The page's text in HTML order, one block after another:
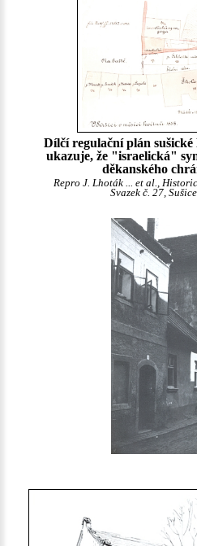
Dílčí regulační plán
ukazuje, že "israelická"
děkanského
Repro J. Lhoták ... et al.,
Svazek č. 27,